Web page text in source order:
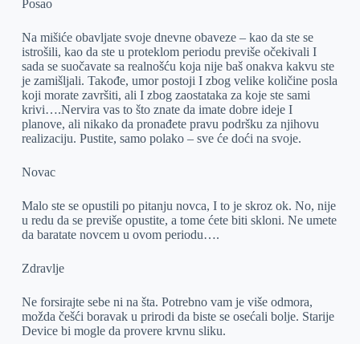
Posao
Na mišiće obavljate svoje dnevne obaveze – kao da ste se
istrošili, kao da ste u proteklom periodu previše očekivali I
sada se suočavate sa realnošću koja nije baš onakva kakvu ste
je zamišljali. Takođe, umor postoji I zbog velike količine posla
koji morate završiti, ali I zbog zaostataka za koje ste sami
krivi….Nervira vas to što znate da imate dobre ideje I
planove, ali nikako da pronađete pravu podršku za njihovu
realizaciju. Pustite, samo polako – sve će doći na svoje.
Novac
Malo ste se opustili po pitanju novca, I to je skroz ok. No, nije
u redu da se previše opustite, a tome ćete biti skloni. Ne umete
da baratate novcem u ovom periodu….
Zdravlje
Ne forsirajte sebe ni na šta. Potrebno vam je više odmora,
možda češći boravak u prirodi da biste se osećali bolje. Starije
Device bi mogle da provere krvnu sliku.